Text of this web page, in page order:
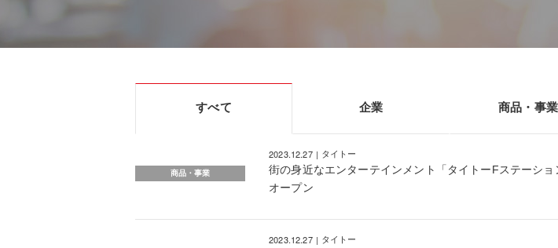
すべて 企業 商品・事業
商品・事業
2023.12.27 タイトー
街の身近なエンターテインメント「タイトーFステーシ
オープン
2023.12.27 タイトー